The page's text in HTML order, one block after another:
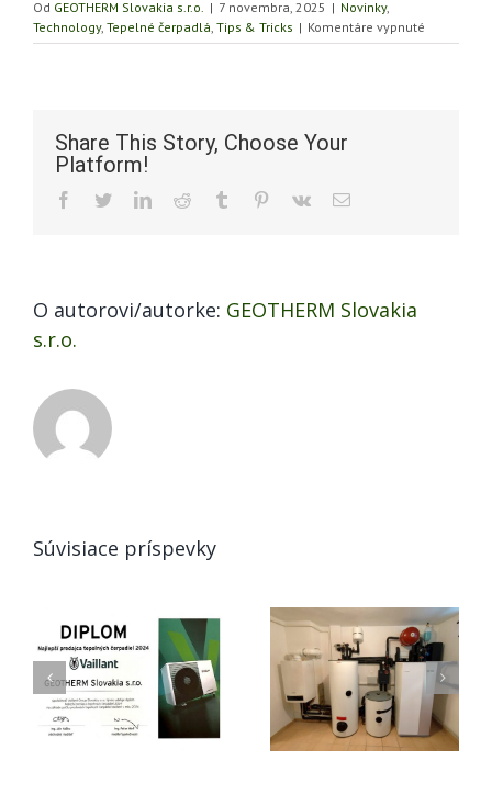
Od GEOTHERM Slovakia s.r.o. | 7 novembra, 2025 | Novinky,
Technology, Tepelné čerpadlá Tips & Tricks | Komentáre vypnuté
Skúsenosť
Share This Story, Choose Your
Platform!
Facebook
TwitterLinkedInReddit Tumblr Pinterest
Vk Email
O autorovi/autorke: GEOTHERM Slovakia
s.r.o.
Súvisiace príspevky
Tepelné
čerpadlo voda-
voda, ukážka
rekonštrukcie
Vykurovanie v
EÚ: Éra
lacného plynu
končí